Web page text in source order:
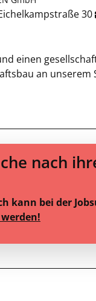
30
einen
an
nach
kann bei der